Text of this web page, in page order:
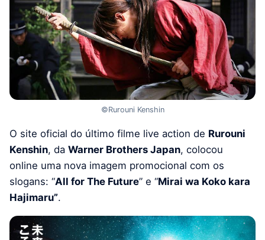
©Rurouni Kenshin
O site oficial do último filme live action de Rurouni
Kenshin, da Warner Brothers Japan, colocou
online uma nova imagem promocional com os
slogans: “All for The Future” e “Mirai wa Koko kara
Hajimaru”.